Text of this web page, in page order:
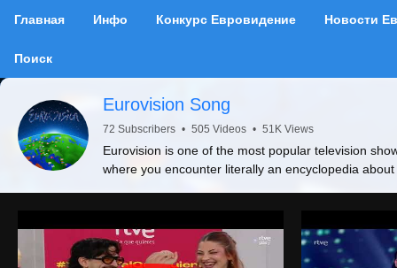
Главная Инфо Конкурс Евровидение Новости
Поиск
Eurovision Song
72 Subscribers • 505 Videos • 51K Views
Eurovision is one of the most popular television
where you encounter literally an encyclopedia